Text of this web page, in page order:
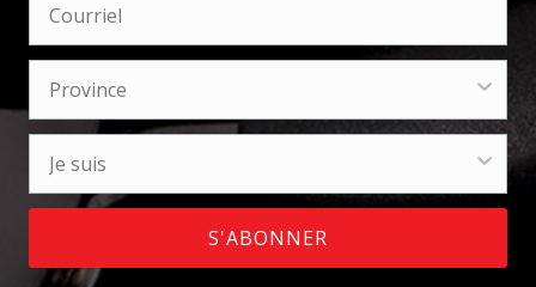
S'ABONNER